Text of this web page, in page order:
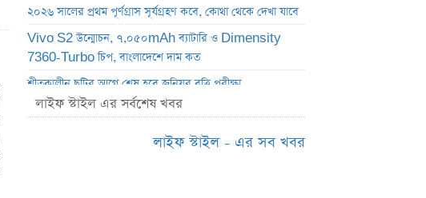
২০২৬ সালের প্রথম পূর্ণগ্রাস সূর্যগ্রহণ কবে, কোথা থেকে দেখা যাবে
Vivo S2 উন্মোচন, ৭,০৫০mAh ব্যাটারি ও Dimensity
7360-Turbo চিপ, বাংলাদেশে দাম কত
শীতকালীন ছুটির আগে শেষ হবে জুনিয়র বৃত্তি পরীক্ষা
পশ্চিমবঙ্গে মসজিদের মাইক অপসারণ নিয়ে নতুন বিতর্ক
সাকিবের বাড়িতে হামলার পর যা বললেন দিলীপ ঘোষ
লাইফ স্টাইল এর সর্বশেষ খবর
লাইফ স্টাইল - এর সব খবর